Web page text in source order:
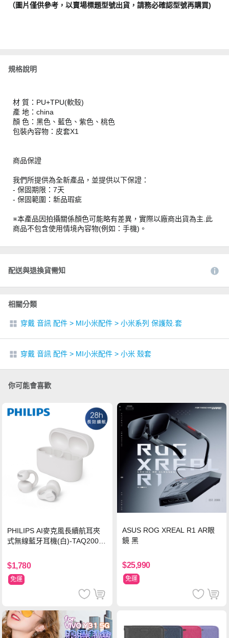
（圖片僅供參考，以賣場標題型號出貨，請務必確認型號再購買)
規格說明
材 質：PU+TPU(軟殼)
產 地：china
顏 色：黑色、藍色、紫色、桃色
包裝內容物：皮套X1
商品保證
我們所提供為全新產品，並提供以下保證：
- 保固期限：7天
- 保固範圍：新品瑕疵
※本產品因拍攝關係顏色可能略有差異，實際以廠商出貨為主.此
商品不包含使用情境內容物(例如：手機)。
配送與退換貨需知
相關分類
穿戴 音訊 配件 > MI小米配件 > 小米系列 保護殼.套
穿戴 音訊 配件 > MI小米配件 > 小米 殼套
你可能會喜歡
PHILIPS AI麥克風長續航耳夾
式無線藍牙耳機(白)-TAQ2000
$1,780
免運
ASUS ROG XREAL R1 AR眼
鏡 黑
$25,990
免運